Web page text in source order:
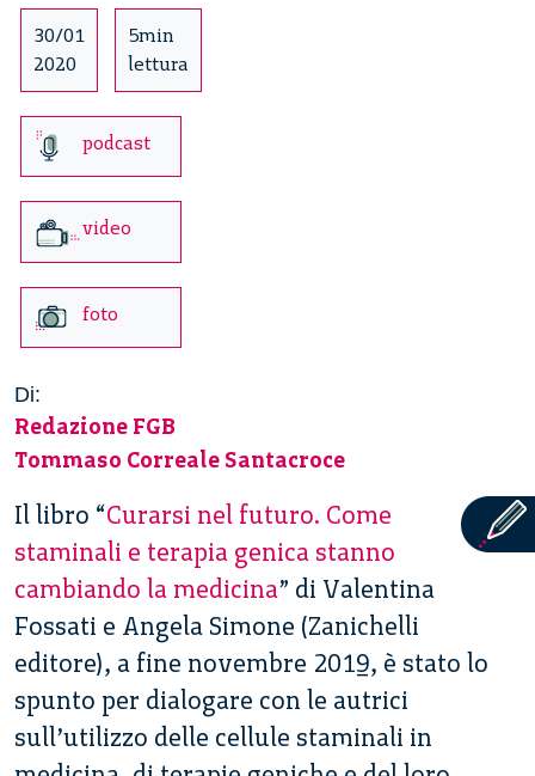
30/01
2020
5min
lettura
podcast
video
foto
Di:
Redazione FGB
Tommaso Correale Santacroce
Il libro “Curarsi nel futuro. Come
staminali e terapia genica stanno
cambiando la medicina” di Valentina
Fossati e Angela Simone (Zanichelli
editore), a fine novembre 2019, è stato lo
spunto per dialogare con le autrici
sull’utilizzo delle cellule staminali in